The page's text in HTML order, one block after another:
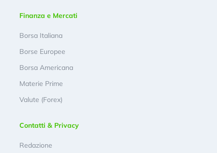
Finanza e Mercati
Borsa Italiana
Borse Europee
Borsa Americana
Materie Prime
Valute (Forex)
Contatti & Privacy
Redazione